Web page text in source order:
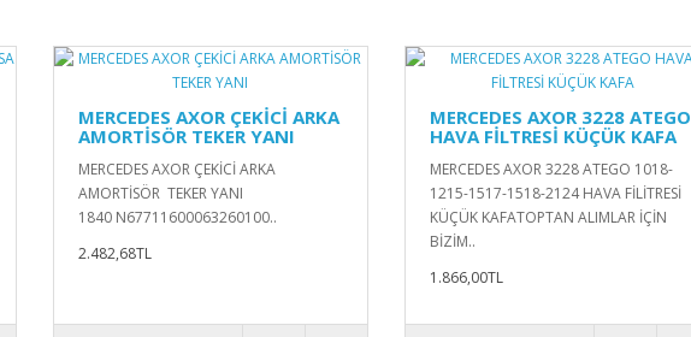
MERCEDES AXOR ÇEKİCİ ARKA
AMORTİSÖR TEKER YANI
MERCEDES AXOR ÇEKİCİ ARKA
AMORTİSÖR TEKER YANI
1840 N67711600063260100..
2.482,68TL
MERCEDES AXOR 3228 ATEGO
HAVA FİLTRESİ KÜÇÜK KAFA
MERCEDES AXOR 3228 ATEGO 1018-
1215-1517-1518-2124 HAVA FİLİTRESİ
KÜÇÜK KAFATOPTAN ALIMLAR İÇİN
BİZİM..
1.866,00TL